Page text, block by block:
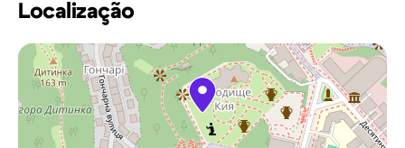
Localização